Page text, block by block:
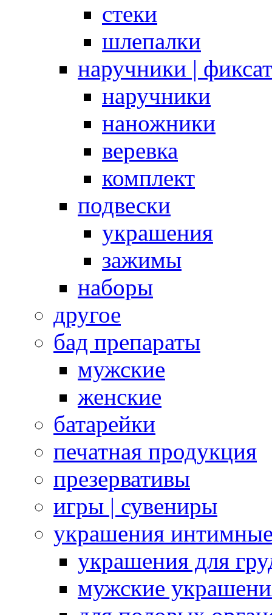
стеки
шлепалки
наручники |
наручники
наножники
веревка
комплект
подвески
украшения
зажимы
наборы
другое
бад препараты
мужские
женские
батарейки
печатная продукция
презервативы
игры | сувениры
украшения
украшения для
мужские